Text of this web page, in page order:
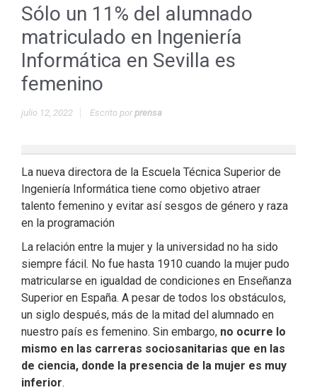
Sólo un 11% del alumnado
matriculado en Ingeniería
Informática en Sevilla es
femenino
julio 12, 2022 Escrito porprensa
La nueva directora de la Escuela Técnica Superior de
Ingeniería Informática tiene como objetivo atraer
talento femenino y evitar así sesgos de género y raza
en la programación
La relación entre la mujer y la universidad no ha sido
siempre fácil. No fue hasta 1910 cuando la mujer pudo
matricularse en igualdad de condiciones en Enseñanza
Superior en España. A pesar de todos los obstáculos,
un siglo después, más de la mitad del alumnado en
nuestro país es femenino. Sin embargo, no ocurre lo
mismo en las carreras sociosanitarias que en las
de ciencia, donde la presencia de la mujer es muy
inferior.